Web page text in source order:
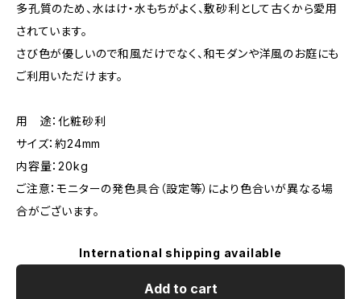
多孔質のため、水はけ・水もちがよく、敷砂利として古くから愛用
されています。
さび色が優しいので和風だけでなく、和モダンや洋風のお庭にも
ご利用いただけます。
用 途：化粧砂利
サイズ：約24mm
内容量：20kg
ご注意：モニターの発色具合（設定等）により色合いが異なる場
合がございます。
International shipping available
Add to cart